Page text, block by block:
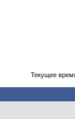
Текущее